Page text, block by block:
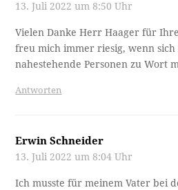
13. Juli 2022 um 8:50 Uhr
Vielen Danke Herr Haager für
freu mich immer riesig, wenn
nahestehende Personen zu Wort
Antworten
Erwin Schneider
13. Juli 2022 um 8:04 Uhr
Ich musste für meinem Vater bei